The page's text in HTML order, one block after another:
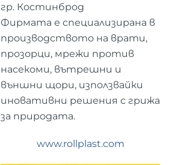
гр. Костинброд
Фирмата е специализирана в
производството на врати,
прозорци, мрежи против
насекоми, вътрешни и
външни щори, използвайки
иновативни решения с грижа
за природата.
www.rollplast.com